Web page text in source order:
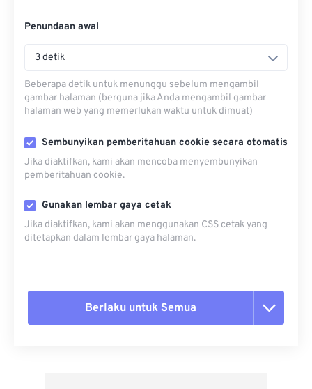
Penundaan awal
3 detik
Beberapa detik untuk menunggu sebelum mengambil
gambar halaman (berguna jika Anda mengambil gambar
halaman web yang memerlukan waktu untuk dimuat)
Sembunyikan pemberitahuan cookie secara otomatis
Jika diaktifkan, kami akan mencoba menyembunyikan
pemberitahuan cookie.
Gunakan lembar gaya cetak
Jika diaktifkan, kami akan menggunakan CSS cetak yang
ditetapkan dalam lembar gaya halaman.
Berlaku untuk Semua